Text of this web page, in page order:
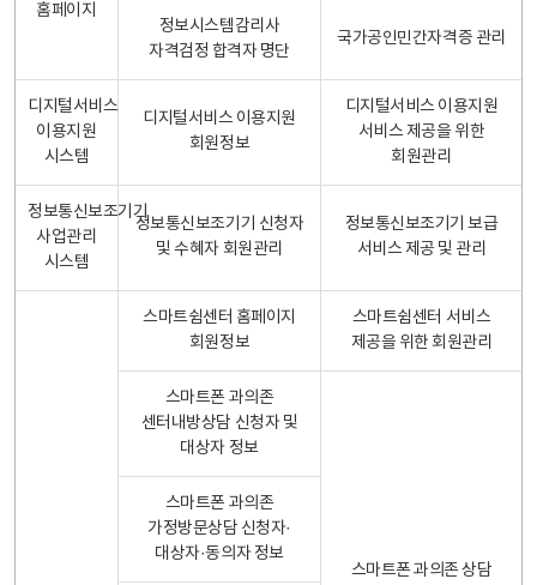
홈페이지
정보시스템감리사
자격검정 합격자 명단
국가공인민간자격증 관리
디지털서비스
이용지원
시스템
디지털서비스 이용지원
회원정보
디지털서비스 이용지원
서비스 제공을 위한
회원관리
정보통신보조기기
사업관리
시스템
정보통신보조기기 신청자
및 수혜자 회원관리
정보통신보조기기 보급
서비스 제공 및 관리
스마트쉼센터 홈페이지
회원정보
스마트쉼센터 서비스
제공을 위한 회원관리
스마트폰 과의존
센터내방상담 신청자 및
대상자 정보
스마트폰 과의존 상담
스마트폰 과의존
가정방문상담 신청자·
대상자·동의자 정보